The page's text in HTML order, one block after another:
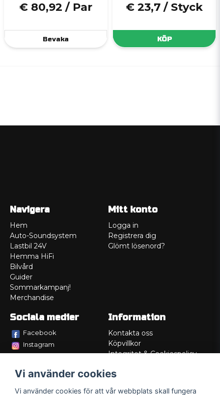
€ 80,92 / Par
Bevaka
€ 23,7 / Styck
KÖP
Navigera
Hem
Auto-Soundsystem
Lastbil 24V
Hemma HiFi
Bilvård
Guider
Sommarkampanj!
Merchandise
Mitt konto
Logga in
Registrera dig
Glömt lösenord?
Sociala medier
Facebook
Instagram
Information
Kontakta oss
Köpvillkor
Integritet & Cookiespolicy
Service/Garanti
Vi använder cookies
Vi använder cookies för att vår webbplats skall fungera